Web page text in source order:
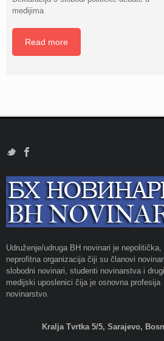
medijima
Read more
Udruženje/udruga BH novinari je nepolitička,
neprofitna organizacija čiji su članovi
slobodni novinari, studenti novinarstva i drugi
medijski uposlenici čija je osnovna profesija
novinarstvo.
Kralja Tvrtka 5/5, Sarajevo,